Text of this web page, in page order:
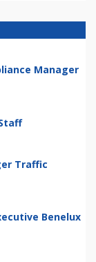
Manager
Traffic
Benelux